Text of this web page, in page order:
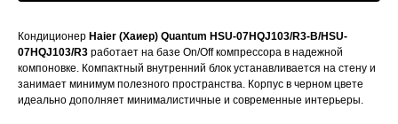
Кондиционер Haier (Хаиер) Quantum HSU-07HQJ103/R3-B/HSU-
07HQJ103/R3 работает на базе On/Off компрессора в надежной
компоновке. Компактный внутренний блок устанавливается на стену и
занимает минимум полезного пространства. Корпус в черном цвете
идеально дополняет минималистичные и современные интерьеры.